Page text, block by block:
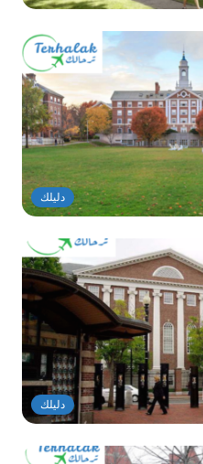
دليلك
دليلك